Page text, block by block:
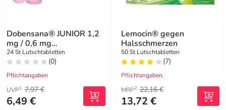
Dobensana® JUNIOR 1,2
mg / 0,6 mg
Lutschtabletten
24 St Lutschtabletten
(0)
Pflichtangaben
UVP1 7,97 €
6,49 €
Lemocin® gegen
Halsschmerzen
50 St Lutschtabletten
(7)
Pflichtangaben
MRP2 22,16 €
13,72 €